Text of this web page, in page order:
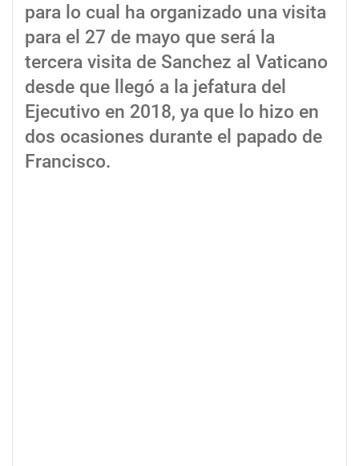
para lo cual ha organizado una visita
para el 27 de mayo que será la
tercera visita de Sanchez al Vaticano
desde que llegó a la jefatura del
Ejecutivo en 2018, ya que lo hizo en
dos ocasiones durante el papado de
Francisco.